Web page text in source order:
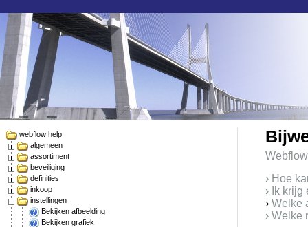
webflow help
algemeen
assortiment
beveiliging
definities
inkoop
instellingen
Bekijken afbeelding
Bekijken grafiek
Webflow
› Hoe
› Ik
› Welke
› Welke